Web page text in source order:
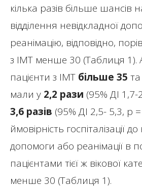
кілька разів більше шансів
відділення невідкладної
реанімацію, відповідно,
з ІМТ менше 30 (Таблиця 1).
пацієнти з ІМТ більше 35
мали у 2,2 рази (95% ДІ
3,6 разів (95% ДІ 2,5- 5,3, р
ймовірність госпіталізації
допомоги або реанімації в
пацієнтами тієї ж вікової
менше 30 (Таблиця 1).